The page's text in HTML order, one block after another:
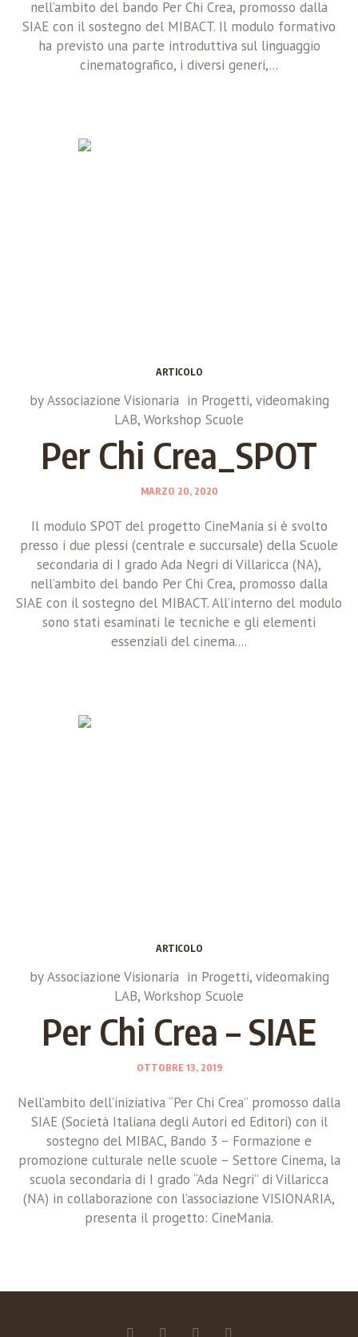
nell’ambito del bando Per Chi Crea, promosso dalla
SIAE con il sostegno del MIBACT. Il modulo formativo
ha previsto una parte introduttiva sul linguaggio
cinematografico, i diversi generi,...
ARTICOLO
byAssociazione Visionaria in Progetti, videomaking
LAB, Workshop Scuole
Per Chi Crea_SPOT
MARZO 20, 2020
Il modulo SPOT del progetto CineMania si è svolto
presso i due plessi (centrale e succursale) della Scuole
secondaria di I grado Ada Negri di Villaricca (NA),
nell’ambito del bando Per Chi Crea, promosso dalla
SIAE con il sostegno del MIBACT. All’interno del modulo
sono stati esaminati le tecniche e gli elementi
essenziali del cinema....
ARTICOLO
byAssociazione Visionaria in Progetti, videomaking
LAB, Workshop Scuole
Per Chi Crea – SIAE
OTTOBRE 13, 2019
Nell’ambito dell’iniziativa “Per Chi Crea” promosso dalla
SIAE (Società Italiana degli Autori ed Editori) con il
sostegno del MIBAC, Bando 3 – Formazione e
promozione culturale nelle scuole – Settore Cinema, la
scuola secondaria di I grado “Ada Negri” di Villaricca
(NA) in collaborazione con l’associazione VISIONARIA,
presenta il progetto: CineMania.